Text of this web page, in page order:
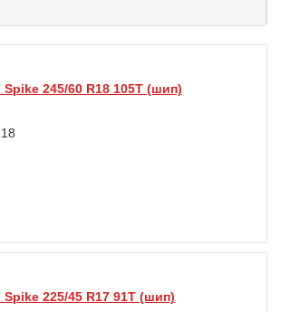
245/60 R18 105T (шип)
225/45 R17 91T (шип)